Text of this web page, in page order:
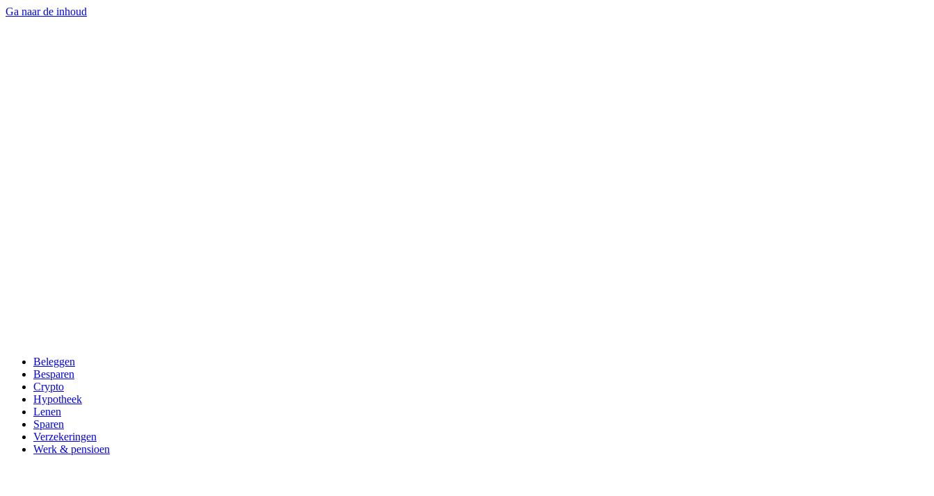
Ga naar de inhoud
Beleggen
Besparen
Crypto
Hypotheek
Lenen
Sparen
Verzekeringen
Werk & pensioen